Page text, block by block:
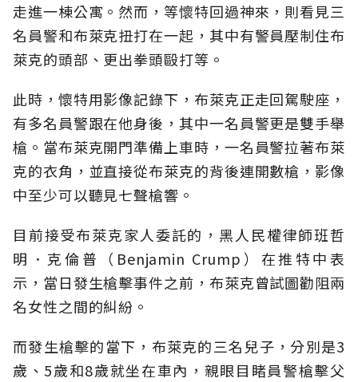
走進一棟公寓。然而，等懷特回過神來，則看見三
名員警和布萊克扭打在一起，其中有警員壓制住布
萊克的頭部、更出拳頭毆打等。
此時，懷特用影像記錄下，布萊克正走回駕駛座，
有多名員警跟在他身後，其中一名員警更是雙手舉
槍。當布萊克開門準備上車時，一名員警拉著布萊
克的衣角，並直接從布萊克的背後連開數槍，影像
中至少可以聽見七聲槍響。
目前接受布萊克家人委託的，黑人民權律師班哲
明．克倫普（Benjamin Crump）在推特中表
示，當日發生槍擊事件之前，布萊克曾試圖勸阻兩
名女性之間的糾紛。
而發生槍擊的當下，布萊克的三名兒子，分別是3
歲、5歲和8歲就坐在車內，親眼目睹員警槍擊父